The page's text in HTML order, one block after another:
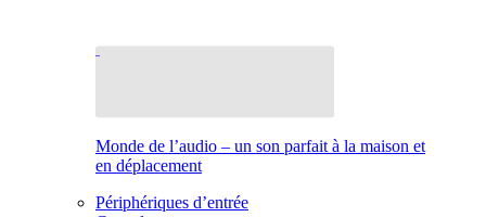
Monde de l’audio – un son parfait à la maison et
en déplacement
Périphériques d’entrée